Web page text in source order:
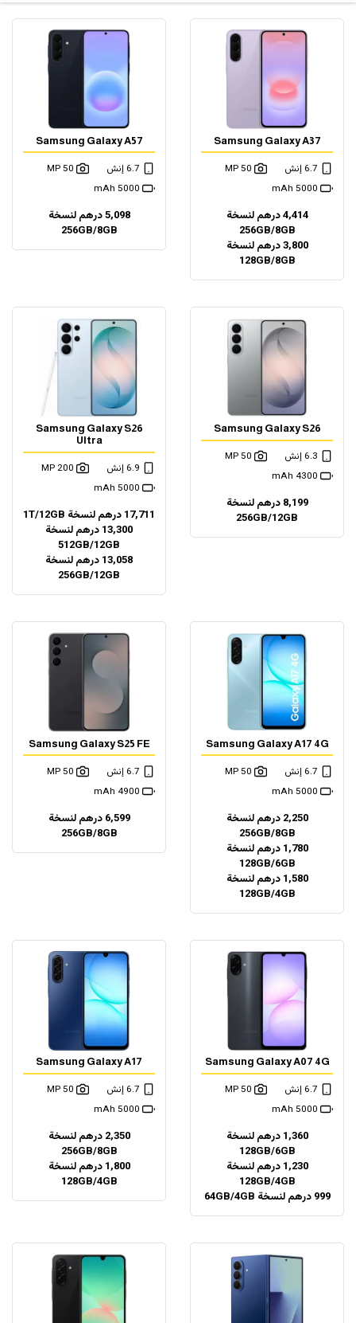
Samsung Galaxy A37
6.7 إنش
50 MP
5000 mAh
4,414 درهم لنسخة
256GB/8GB
3,800 درهم لنسخة
128GB/8GB
Samsung Galaxy A57
6.7 إنش
50 MP
5000 mAh
5,098 درهم لنسخة
256GB/8GB
Samsung Galaxy S26
6.3 إنش
50 MP
4300 mAh
8,199 درهم لنسخة
256GB/12GB
Samsung Galaxy S26
Ultra
6.9 إنش
200 MP
5000 mAh
17,711 درهم لنسخة 1T/12GB
13,300 درهم لنسخة
512GB/12GB
13,058 درهم لنسخة
256GB/12GB
Samsung Galaxy A17 4G
6.7 إنش
50 MP
5000 mAh
2,250 درهم لنسخة
256GB/8GB
1,780 درهم لنسخة
128GB/6GB
1,580 درهم لنسخة
128GB/4GB
Samsung Galaxy S25 FE
6.7 إنش
50 MP
4900 mAh
6,599 درهم لنسخة
256GB/8GB
Samsung Galaxy A07 4G
6.7 إنش
50 MP
5000 mAh
1,360 درهم لنسخة
128GB/6GB
1,230 درهم لنسخة
128GB/4GB
999 درهم لنسخة 64GB/4GB
Samsung Galaxy A17
6.7 إنش
50 MP
5000 mAh
2,350 درهم لنسخة
256GB/8GB
1,800 درهم لنسخة
128GB/4GB